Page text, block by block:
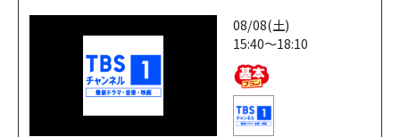
08/08(土)
15:40～18:10